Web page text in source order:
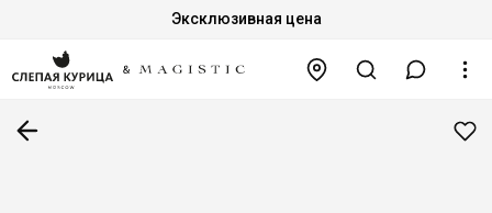
Эксклюзивная цена